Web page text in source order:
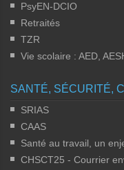
PsyEN-DCIO
Retraités
TZR
Vie scolaire : AED,
SANTÉ, SÉCURITÉ,
SRIAS
CAAS
Santé au travail, un
CHSCT25 - Courrier